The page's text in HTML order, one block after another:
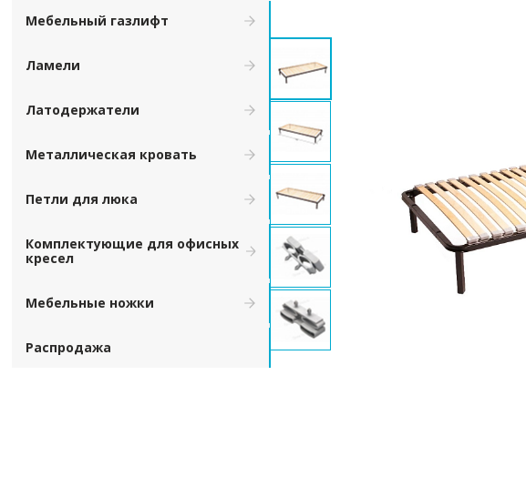
Мебельный газлифт
Ламели
Латодержатели
Металлическая кровать
Петли для люка
Комплектующие для офисных
кресел
Мебельные ножки
Распродажа